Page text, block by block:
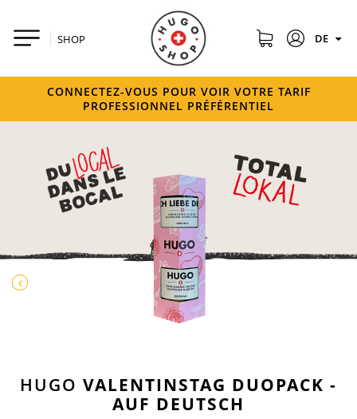
SHOP DE
CONNECTEZ-VOUS POUR VOIR VOTRE TARIF
PROFESSIONNEL PRÉFÉRENTIEL
HUGO VALENTINSTAG DUOPACK -
AUF DEUTSCH